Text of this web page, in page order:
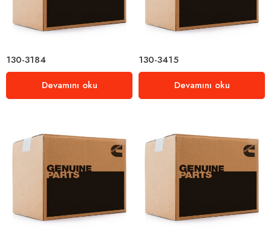
130-3184
Devamını oku
130-3415
Devamını oku